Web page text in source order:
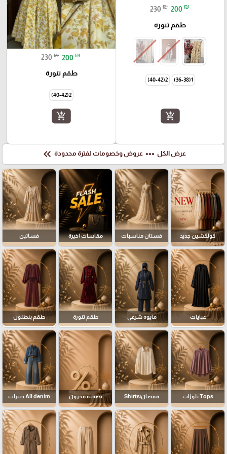
230 ₪ 200 ₪
طقم تنورة
1(36-38)
2(40-42)
add_shopping_cart
230 ₪ 200 ₪
طقم تنورة
2(40-42)
add_shopping_cart
عرض الكل more_horiz عروض وخصومات لفترة محدودة keyboard_double_arrow_left
كولكشين جديد فستان مناسبات مقاسات اخيرة فساتين
عبايات مايوه شرعي طقم تنورة طقم بنطلون
Tops بلوزات قمصان|Shirts تصفية مخزون All denim جينزات